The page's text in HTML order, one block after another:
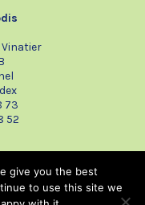
73
52
Tous les projets
give you the best
to use this site we